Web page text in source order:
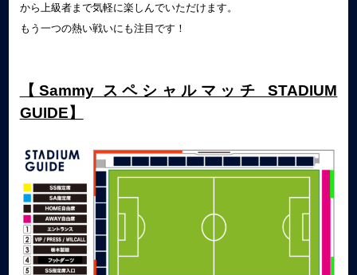
から上級者まで気軽に楽しんでいただけます。
もう一つの熱い戦いにも注目です！
【Sammy スペシャルマッチ STADIUM
GUIDE】